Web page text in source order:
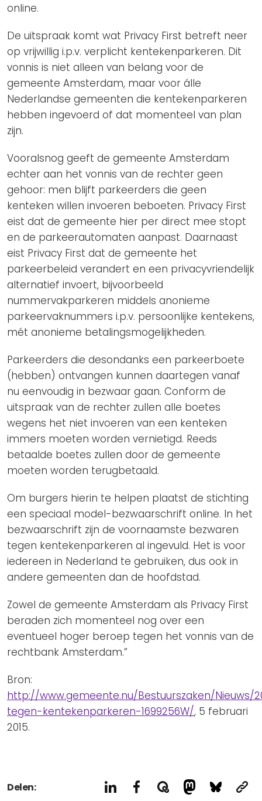
online.
De uitspraak komt wat Privacy First betreft neer
op vrijwillig i.p.v. verplicht kentekenparkeren. Dit
vonnis is niet alleen van belang voor de
gemeente Amsterdam, maar voor álle
Nederlandse gemeenten die kentekenparkeren
hebben ingevoerd of dat momenteel van plan
zijn.
Vooralsnog geeft de gemeente Amsterdam
echter aan het vonnis van de rechter geen
gehoor: men blijft parkeerders die geen
kenteken willen invoeren beboeten. Privacy First
eist dat de gemeente hier per direct mee stopt
en de parkeerautomaten aanpast. Daarnaast
eist Privacy First dat de gemeente het
parkeerbeleid verandert en een privacyvriendelijk
alternatief invoert, bijvoorbeeld
nummervakparkeren middels anonieme
parkeervaknummers i.p.v. persoonlijke kentekens,
mét anonieme betalingsmogelijkheden.
Parkeerders die desondanks een parkeerboete
(hebben) ontvangen kunnen daartegen vanaf
nu eenvoudig in bezwaar gaan. Conform de
uitspraak van de rechter zullen alle boetes
wegens het niet invoeren van een kenteken
immers moeten worden vernietigd. Reeds
betaalde boetes zullen door de gemeente
moeten worden terugbetaald.
Om burgers hierin te helpen plaatst de stichting
een speciaal model-bezwaarschrift online. In het
bezwaarschrift zijn de voornaamste bezwaren
tegen kentekenparkeren al ingevuld. Het is voor
iedereen in Nederland te gebruiken, dus ook in
andere gemeenten dan de hoofdstad.
Zowel de gemeente Amsterdam als Privacy First
beraden zich momenteel nog over een
eventueel hoger beroep tegen het vonnis van de
rechtbank Amsterdam.”
Bron:
http://www.gemeente.nu/Bestuurszaken/Nieuws/
tegen-kentekenparkeren-1699256W/, 5 februari
2015.
Delen: